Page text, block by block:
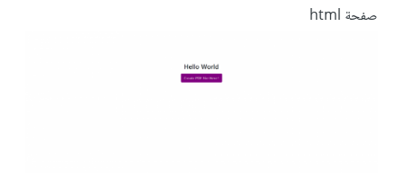
صفحة html